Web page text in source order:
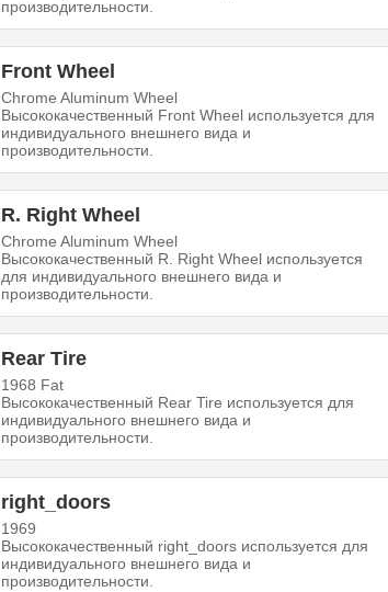
производительности.
Front Wheel
Chrome Aluminum Wheel
Высококачественный Front Wheel используется для
индивидуального внешнего вида и
производительности.
R. Right Wheel
Chrome Aluminum Wheel
Высококачественный R. Right Wheel используется
для индивидуального внешнего вида и
производительности.
Rear Tire
1968 Fat
Высококачественный Rear Tire используется для
индивидуального внешнего вида и
производительности.
right_doors
1969
Высококачественный right_doors используется для
индивидуального внешнего вида и
производительности.